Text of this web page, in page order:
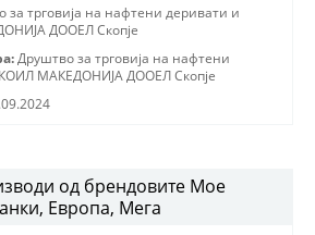
за трговиjа на нафтени деривати и
ДООЕЛ Скопjе
Друштво за трговиjа на нафтени
МАКЕДОНИJА ДООЕЛ Скопjе
од брендовите Мое
Европа, Мега